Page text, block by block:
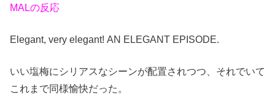
MALの反応
Elegant, very elegant! AN ELEGANT EPISODE.
いい塩梅にシリアスなシーンが配置されつつ、それでいて
これまで同様愉快だった。